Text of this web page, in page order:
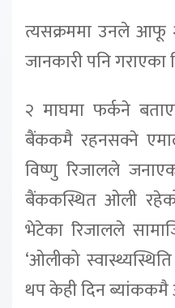
त्यसक्रममा उनले आफू
जानकारी पनि गराएका
२ माघमा फर्कने
बैंककमै रहनसक्ने
विष्णु रिजालले
बैंककस्थित ओली
भेटेका रिजालले
‘ओलीको
थप केही दिन ब्यांककमै